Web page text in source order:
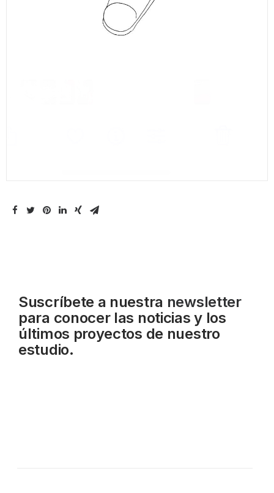
Suscríbete a nuestra newsletter
para conocer las noticias y los
últimos proyectos de nuestro
estudio.